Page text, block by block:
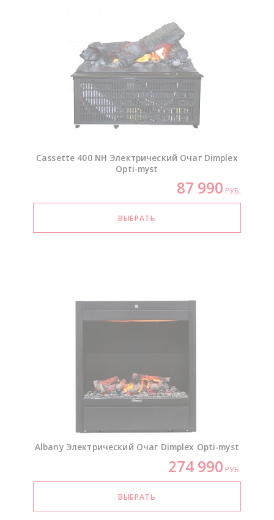
Cassette 400 NH Электрический Очаг Dimplex
Opti-myst
87 990 РУБ.
Albany Электрический Очаг Dimplex Opti-myst
274 990 РУБ.